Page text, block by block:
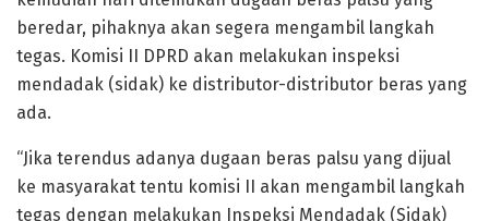
beredar, pihaknya akan segera mengambil langkah
tegas. Komisi II DPRD akan melakukan inspeksi
mendadak (sidak) ke distributor-distributor beras yang
ada.
“Jika terendus adanya dugaan beras palsu yang dijual
ke masyarakat tentu komisi II akan mengambil langkah
tegas dengan melakukan Inspeksi Mendadak (Sidak)